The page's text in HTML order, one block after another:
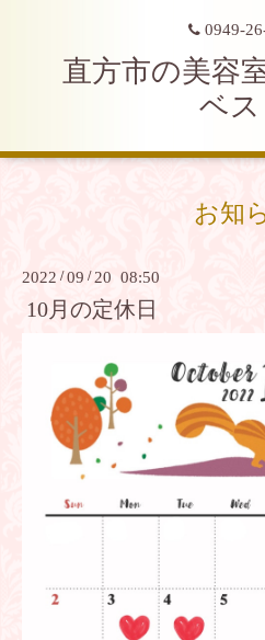
0949-
直方市の美容
ベス
お知
2022 /09 / 20 08:50
10月の定休日